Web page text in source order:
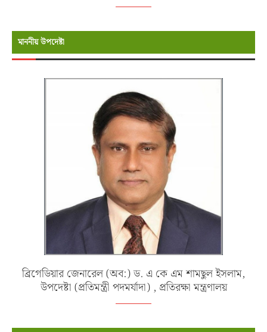
মাননীয় উপদেষ্টা
ব্রিগেডিয়ার জেনারেল (অব:) ড. এ কে এম শামছুল ইসলাম,
উপদেষ্টা (প্রতিমন্ত্রী পদমর্যাদা) , প্রতিরক্ষা মন্ত্রণালয়